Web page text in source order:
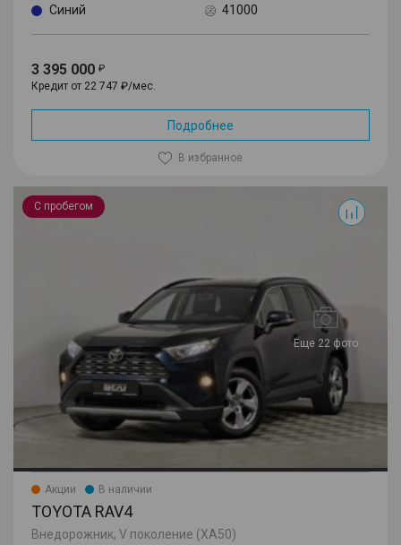
Синий 41000
3 395 000
Кредит от 22 747 ₽/мес.
Подробнее
В избранное
С пробегом
Еще 22 фото
RAV4
Акции В наличии
TOYOTA RAV4
Внедорожник, V поколение (XA50)